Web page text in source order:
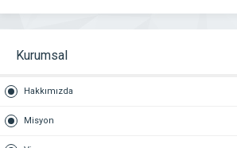
Kurumsal
Hakkımızda
Misyon